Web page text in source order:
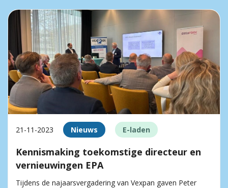
21-11-2023 Nieuws E-laden
Kennismaking toekomstige directeur en
vernieuwingen EPA
Tijdens de najaarsvergadering van Vexpan gaven Peter